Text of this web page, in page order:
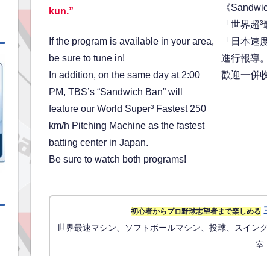
kun.”
If the program is available in your area,
be sure to tune in!
In addition, on the same day at 2:00
PM, TBS’s “Sandwich Ban” will
feature our World Super³ Fastest 250
km/h Pitching Machine as the fastest
batting center in Japan.
Be sure to watch both programs!
《
「世界超
「日本速
進行報導。
歡迎一併
初心者からプロ野球志望者まで楽しめる
世界最速マシン、ソフトボールマシン、投球、スイン
室